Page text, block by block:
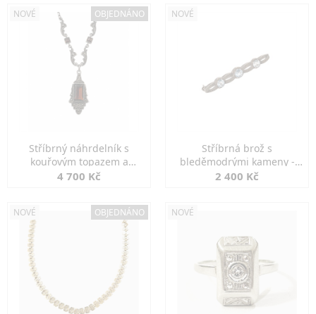
NOVÉ OBJEDNÁNO
Stříbrný náhrdelník s
kouřovým topazem a
markazity
4 700 Kč
NOVÉ
Stříbrná brož s
bleděmodrými kameny -
jemná elegance
2 400 Kč
NOVÉ OBJEDNÁNO NOVÉ